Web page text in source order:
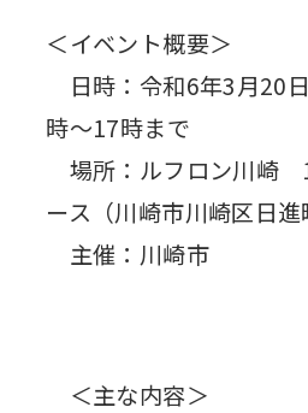
＜イベント概要＞
日時：令和6年3月20
時〜17時まで
場所：ルフロン川崎
ース（川崎市川崎区日進
主催：川崎市
＜主な内容＞